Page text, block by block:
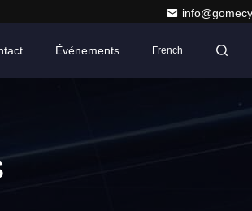
Événements French